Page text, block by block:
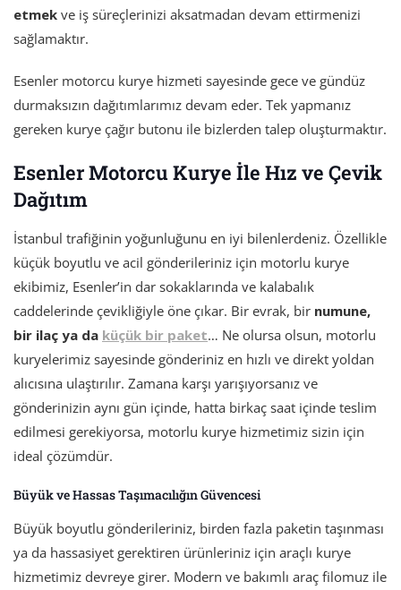
etmek ve iş süreçlerinizi aksatmadan devam ettirmenizi
sağlamaktır.
Esenler motorcu kurye hizmeti sayesinde gece ve gündüz
durmaksızın dağıtımlarımız devam eder. Tek yapmanız
gereken kurye çağır butonu ile bizlerden talep oluşturmaktır.
Esenler Motorcu Kurye İle Hız ve Çevik
Dağıtım
İstanbul trafiğinin yoğunluğunu en iyi bilenlerdeniz. Özellikle
küçük boyutlu ve acil gönderileriniz için motorlu kurye
ekibimiz, Esenler’in dar sokaklarında ve kalabalık
caddelerinde çevikliğiyle öne çıkar. Bir evrak, bir numune,
bir ilaç ya da küçük bir paket… Ne olursa olsun, motorlu
kuryelerimiz sayesinde gönderiniz en hızlı ve direkt yoldan
alıcısına ulaştırılır. Zamana karşı yarışıyorsanız ve
gönderinizin aynı gün içinde, hatta birkaç saat içinde teslim
edilmesi gerekiyorsa, motorlu kurye hizmetimiz sizin için
ideal çözümdür.
Büyük ve Hassas Taşımacılığın Güvencesi
Büyük boyutlu gönderileriniz, birden fazla paketin taşınması
ya da hassasiyet gerektiren ürünleriniz için araçlı kurye
hizmetimiz devreye girer. Modern ve bakımlı araç filomuz ile